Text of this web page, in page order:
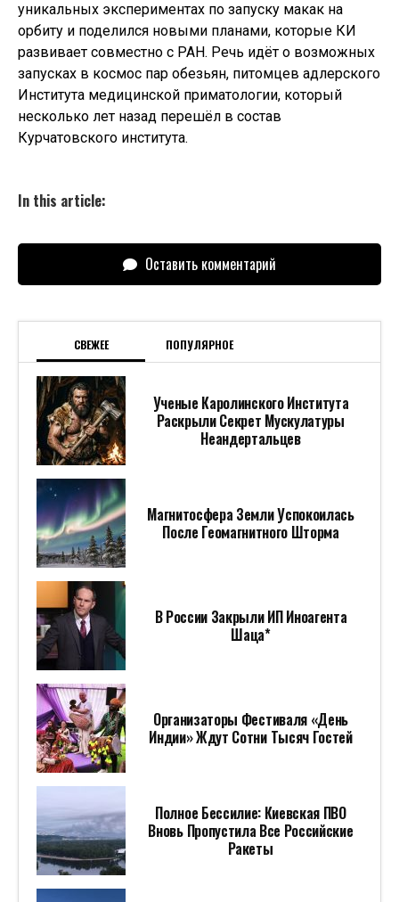
уникальных экспериментах по запуску макак на
орбиту и поделился новыми планами, которые КИ
развивает совместно с РАН. Речь идёт о возможных
запусках в космос пар обезьян, питомцев адлерского
Института медицинской приматологии, который
несколько лет назад перешёл в состав
Курчатовского института.
In this article:
Оставить комментарий
СВЕЖЕЕ ПОПУЛЯРНОЕ
Ученые Каролинского Института
Раскрыли Секрет Мускулатуры
Неандертальцев
Магнитосфера Земли Успокоилась
После Геомагнитного Шторма
В России Закрыли ИП Иноагента
Шаца*
Организаторы Фестиваля «День
Индии» Ждут Сотни Тысяч Гостей
Полное Бессилие: Киевская ПВО
Вновь Пропустила Все Российские
Ракеты